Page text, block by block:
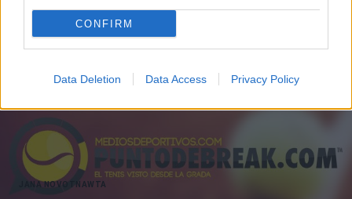
CONFIRM
Data Deletion Data Access Privacy Policy
- 20 nov 2017
JANA NOVOTNAWTA